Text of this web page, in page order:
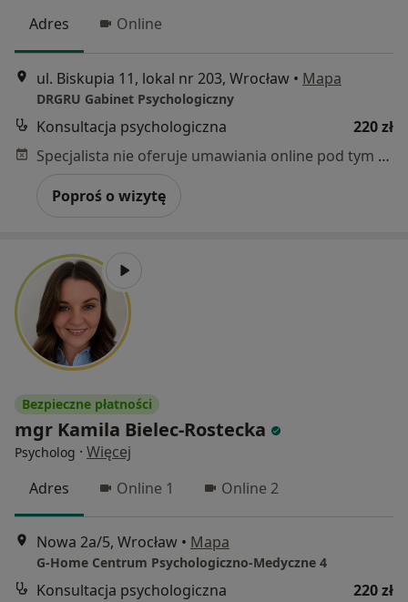
Adres Online
ul. Biskupia 11, lokal nr 203, Wrocław • Mapa
DRGRU Gabinet Psychologiczny
Konsultacja psychologiczna
220 zł
Specjalista nie oferuje umawiania online pod tym adresem.
Poproś o wizytę
Bezpieczne płatności
mgr Kamila Bielec-Rostecka
Psycholog · Więcej
Adres
Online 1 Online 2
Nowa 2a/5, Wrocław • Mapa
G-Home Centrum Psychologiczno-Medyczne 4
Konsultacja psychologiczna
220 zł